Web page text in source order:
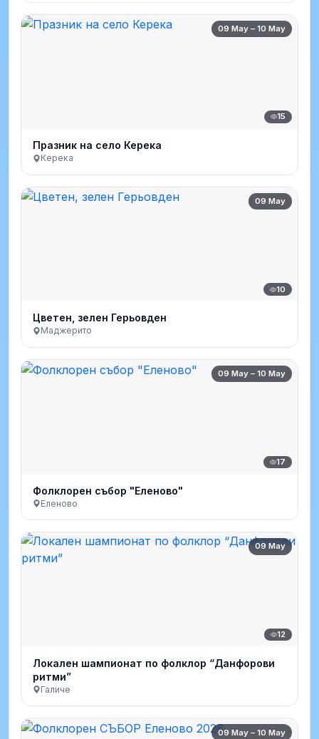
09 May – 10 May
15
Празник на село Керека
Керека
09 May
10
Цветен, зелен Герьовден
Маджерито
09 May – 10 May
17
Фолклорен събор "Еленово"
Еленово
09 May
12
Локален шампионат по фолклор “Данфорови
ритми”
Галиче
09 May – 10 May